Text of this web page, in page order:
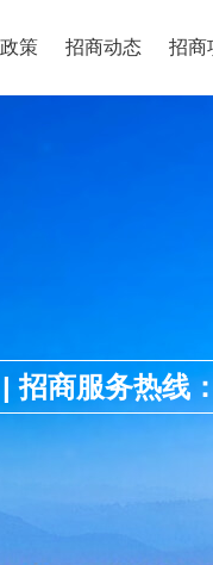
策 招商动态 招商
招商服务热线